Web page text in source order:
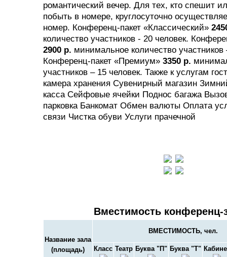
романтический вечер. Для тех, кто спешит
побыть в номере, круглосуточно
номер. Конференц-пакет «Классический»
количество участников - 20 человек.
2900 р. минимальное количество участников
Конференц-пакет «Премиум» 3350 р.
участников – 15 человек. Также к услугам
камера хранения Сувенирный магазин
касса Сейфовые ячейки Поднос багажа
парковка Банкомат Обмен валюты Оплата
связи Чистка обуви Услуги прачечной
Вместимость конференц-
Название зала
(площадь)
ВМЕСТИМОСТЬ, чел.
Класс Театр Буква "П" Буква "Т"